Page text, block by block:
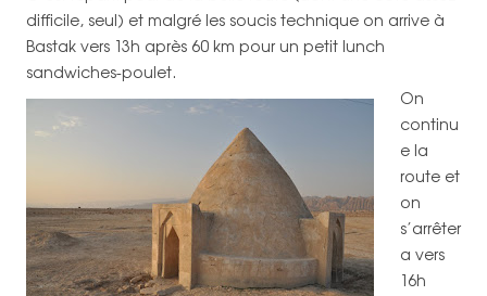
difficile, seul) et malgré les soucis technique on arrive à
Bastak vers 13h après 60 km pour un petit lunch
sandwiches-poulet.
On
continu
e la
route et
on
s’arrêter
a vers
16h